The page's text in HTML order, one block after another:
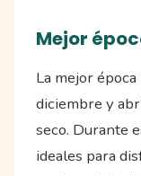
Mejor
La mejor
diciembre y
seco. Durante
ideales para